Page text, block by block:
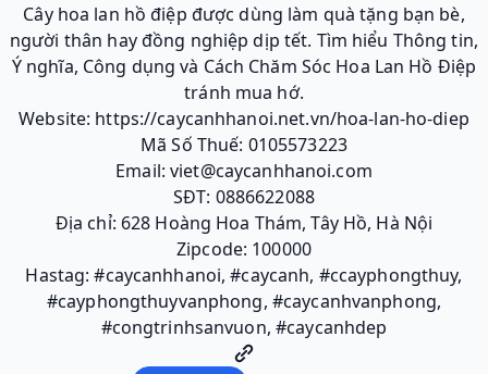
Cây hoa lan hồ điệp được dùng làm quà tặng bạn bè,
người thân hay đồng nghiệp dịp tết. Tìm hiểu Thông tin,
Ý nghĩa, Công dụng và Cách Chăm Sóc Hoa Lan Hồ Điệp
tránh mua hớ.
Website: https://caycanhhanoi.net.vn/hoa-lan-ho-diep
Mã Số Thuế: 0105573223
Email: viet@caycanhhanoi.com
SĐT: 0886622088
Địa chỉ: 628 Hoàng Hoa Thám, Tây Hồ, Hà Nội
Zipcode: 100000
Hastag: #caycanhhanoi, #caycanh, #ccayphongthuy,
#cayphongthuyvanphong, #caycanhvanphong,
#congtrinhsanvuon, #caycanhdep